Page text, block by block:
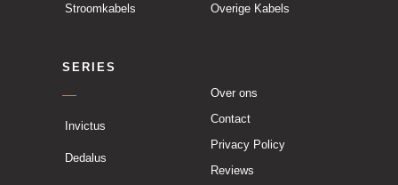
SERIES
Overige Kabels
Stroomkabels
Invictus
Dedalus
Over ons
Contact
Privacy Policy
Reviews